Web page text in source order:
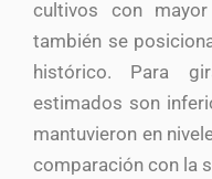
cultivos con
también se
histórico. Para
estimados son
mantuvieron en
comparación con la